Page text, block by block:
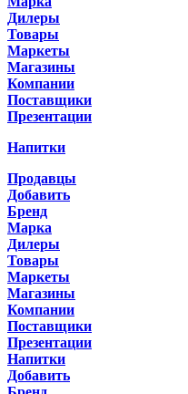
Дилеры
Товары
Маркеты
Магазины
Компании
Поставщики
Презентации
Напитки
Продавцы
Добавить
Бренд
Марка
Дилеры
Товары
Маркеты
Магазины
Компании
Поставщики
Презентации
Напитки
Добавить